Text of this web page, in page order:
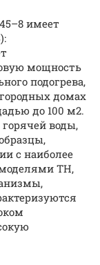
имеет
мощность
подогрева,
домах
до 100 м2.
воды,
с наиболее
ТН,